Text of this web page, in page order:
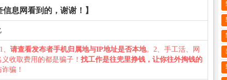
息网看到的，谢谢！】
请查看发布者手机归属地与IP地址是否本地。2、手工活、网
收取费用的都是骗子！ 找工作是往兜里挣钱，让你往外掏钱的
骗！